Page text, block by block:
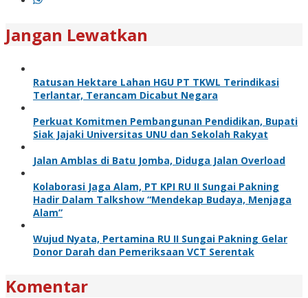
Jangan Lewatkan
Ratusan Hektare Lahan HGU PT TKWL Terindikasi
Terlantar, Terancam Dicabut Negara
Perkuat Komitmen Pembangunan Pendidikan, Bupati
Siak Jajaki Universitas UNU dan Sekolah Rakyat
Jalan Amblas di Batu Jomba, Diduga Jalan Overload
Kolaborasi Jaga Alam, PT KPI RU II Sungai Pakning
Hadir Dalam Talkshow “Mendekap Budaya, Menjaga
Alam”
Wujud Nyata, Pertamina RU II Sungai Pakning Gelar
Donor Darah dan Pemeriksaan VCT Serentak
Komentar